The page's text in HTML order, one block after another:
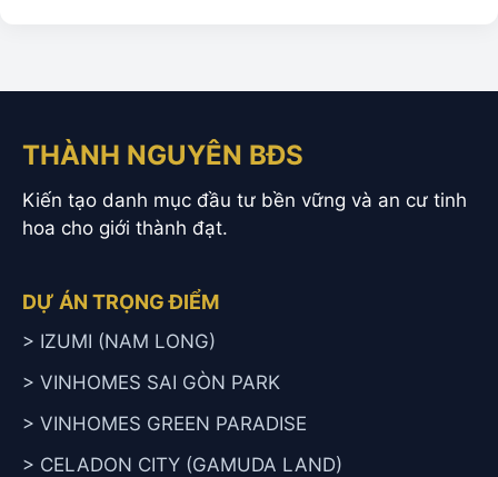
THÀNH NGUYÊN BĐS
Kiến tạo danh mục đầu tư bền vững và an cư tinh
hoa cho giới thành đạt.
DỰ ÁN TRỌNG ĐIỂM
> IZUMI (NAM LONG)
> VINHOMES SAI GÒN PARK
> VINHOMES GREEN PARADISE
> CELADON CITY (GAMUDA LAND)